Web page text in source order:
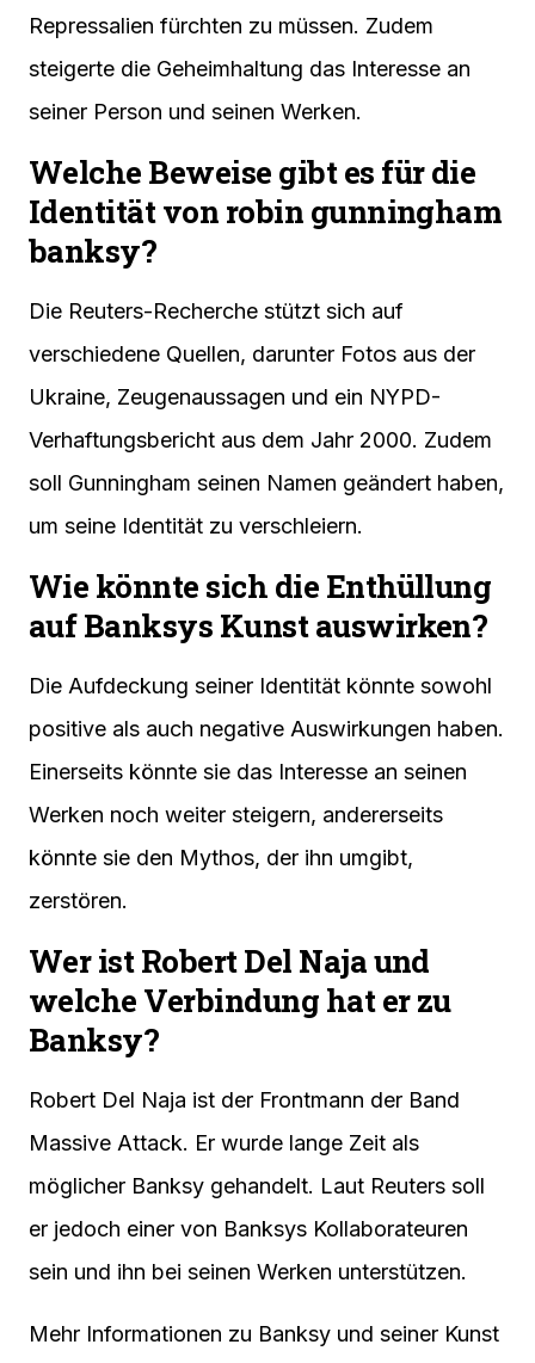
Repressalien fürchten zu müssen. Zudem
steigerte die Geheimhaltung das Interesse an
seiner Person und seinen Werken.
Welche Beweise gibt es für die
Identität von robin gunningham
banksy?
Die Reuters-Recherche stützt sich auf
verschiedene Quellen, darunter Fotos aus der
Ukraine, Zeugenaussagen und ein NYPD-
Verhaftungsbericht aus dem Jahr 2000. Zudem
soll Gunningham seinen Namen geändert haben,
um seine Identität zu verschleiern.
Wie könnte sich die Enthüllung
auf Banksys Kunst auswirken?
Die Aufdeckung seiner Identität könnte sowohl
positive als auch negative Auswirkungen haben.
Einerseits könnte sie das Interesse an seinen
Werken noch weiter steigern, andererseits
könnte sie den Mythos, der ihn umgibt,
zerstören.
Wer ist Robert Del Naja und
welche Verbindung hat er zu
Banksy?
Robert Del Naja ist der Frontmann der Band
Massive Attack. Er wurde lange Zeit als
möglicher Banksy gehandelt. Laut Reuters soll
er jedoch einer von Banksys Kollaborateuren
sein und ihn bei seinen Werken unterstützen.
Mehr Informationen zu Banksy und seiner Kunst